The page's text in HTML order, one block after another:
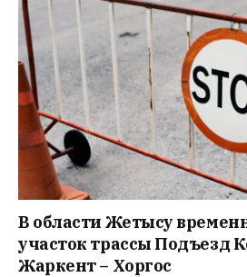
В области Жетысу
участок трассы Подъезд
Жаркент – Хоргос